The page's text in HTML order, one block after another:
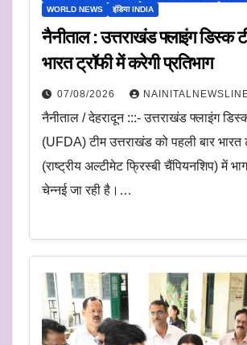
WORLD NEWS
इंडिया INDIA
नैनीताल : उत्तराखंड फ्लाइंग डिस्क
भारत ट्रॉफी में करेगी प्रतिभाग
07/08/2026
नैनीताल / देहरादून :::- उत्तराखंड फ्लाइंग
(UFDA) टीम उत्तराखंड को पहली बार भारत
(राष्ट्रीय अल्टीमेट फ्रिस्बी चैंपियनशिप) में
चेन्नई जा रही है।…